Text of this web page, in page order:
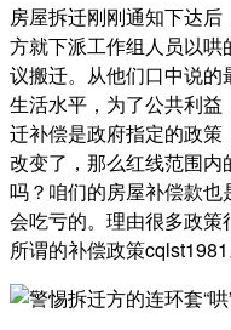
房屋拆迁刚刚通知下达
方就下派工作组人员以
议搬迁。从他们口中说
生活水平，为了公共利
迁补偿是政府指定的政
改变了，那么红线范围
吗？咱们的房屋补偿款
会吃亏的。理由很多政
所谓的补偿政策cqlst1981